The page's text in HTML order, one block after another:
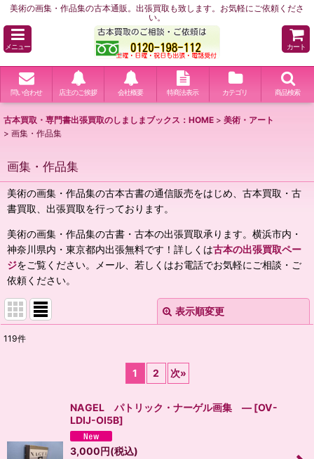
美術の画集・作品集の古本通販。出張買取も致します。お気軽にご依頼くださ
い。
メニュー カート
問い合わせ 店主のご挨拶 会社概要 特商法表示 カテゴリ 商品検索
古本買取・専門書出張買取のしましまブックス：HOME > 美術・アート
> 画集・作品集
画集・作品集
美術の画集・作品集の古本古書の通信販売をはじめ、古本買取・古
書買取、出張買取を行っております。
美術の画集・作品集の古書・古本の出張買取承ります。横浜市内・
神奈川県内・東京都内出張無料です！詳しくは古本の出張買取ペー
ジをご覧ください。メール、若しくはお電話でお気軽にご相談・ご
依頼ください。
表示順変更
119件
1 2 次»
NAGEL パトリック・ナーゲル画集 ― [OV-
LDIJ-OI5B]
3,000円(税込)